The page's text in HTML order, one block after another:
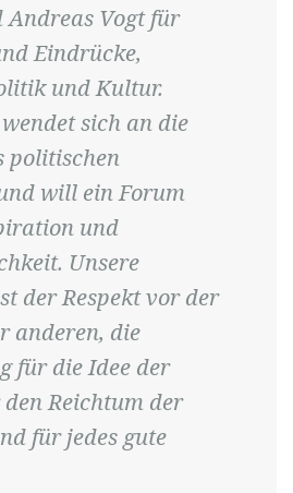
Andreas Vogt für
Eindrücke,
und Kultur.
sich an die
politischen
will ein Forum
und
Unsere
der Respekt vor der
anderen, die
für die Idee der
Reichtum der
für jedes gute